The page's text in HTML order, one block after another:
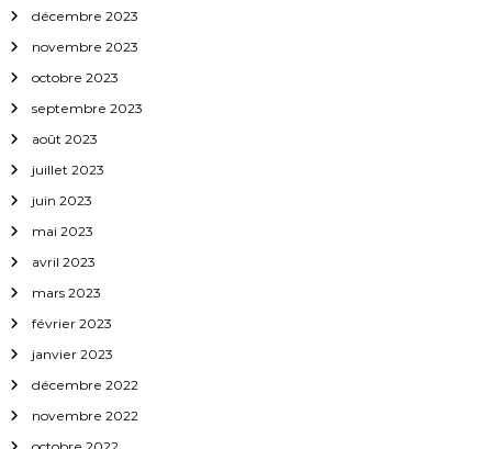
r
t
i
c
l
e
décembre 2023
novembre 2023
octobre 2023
septembre 2023
août 2023
juillet 2023
juin 2023
mai 2023
avril 2023
mars 2023
février 2023
janvier 2023
décembre 2022
novembre 2022